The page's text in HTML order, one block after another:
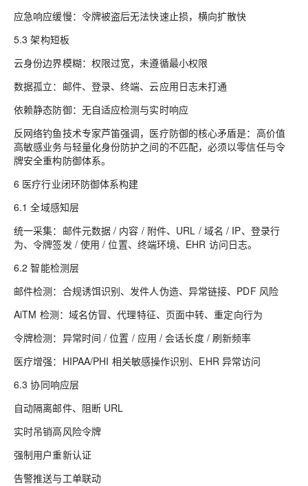
应急响应缓慢：令牌被盗后无法快速止损，横向扩散快
5.3 架构短板
云身份边界模糊：权限过宽，未遵循最小权限
数据孤立：邮件、登录、终端、云应用日志未打通
依赖静态防御：无自适应检测与实时响应
反网络钓鱼技术专家芦笛强调，医疗防御的核心矛盾是：高价值
高敏感业务与轻量化身份防护之间的不匹配，必须以零信任与令
牌安全重构防御体系。
6 医疗行业闭环防御体系构建
6.1 全域感知层
统一采集：邮件元数据 / 内容 / 附件、URL / 域名 / IP、登录行
为、令牌签发 / 使用 / 位置、终端环境、EHR 访问日志。
6.2 智能检测层
邮件检测：合规诱饵识别、发件人伪造、异常链接、PDF 风险
AiTM 检测：域名仿冒、代理特征、页面中转、重定向行为
令牌检测：异常时间 / 位置 / 应用 / 会话长度 / 刷新频率
医疗增强：HIPAA/PHI 相关敏感操作识别、EHR 异常访问
6.3 协同响应层
自动隔离邮件、阻断 URL
实时吊销高风险令牌
强制用户重新认证
告警推送与工单联动